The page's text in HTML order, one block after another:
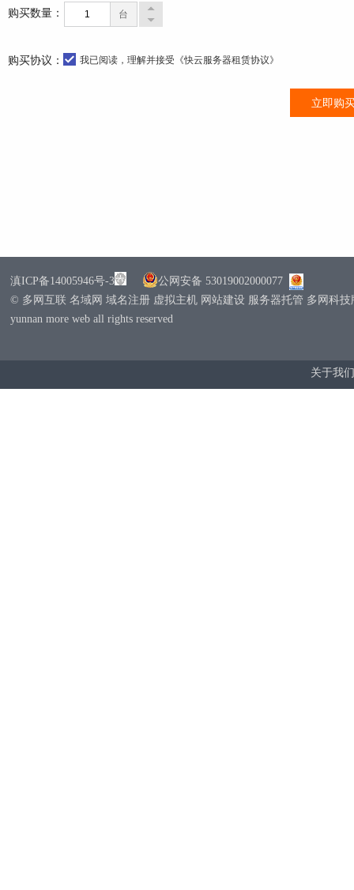
购买数量： 台
购买协议： 我已阅读，理解并接受 《快云服务器租赁协议》
立即购
滇ICP备14005946号-3
公网安备 53019002000077
© 多网互联 名域网 域名注册 虚拟主机 网站建设 服务器托管 多网科技
yunnan more web all rights reserved
关于我们